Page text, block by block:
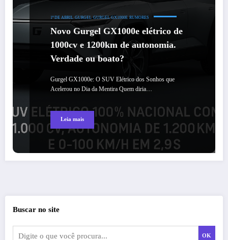
1º DE ABRIL GURGEL GURGEL GX1000E RUMORES
Novo Gurgel GX1000e elétrico de
1000cv e 1200km de autonomia.
Verdade ou boato?
Gurgel GX1000e: O SUV Elétrico dos Sonhos que
Acelerou no Dia da Mentira Quem diria…
Leia mais
Buscar no site
OK